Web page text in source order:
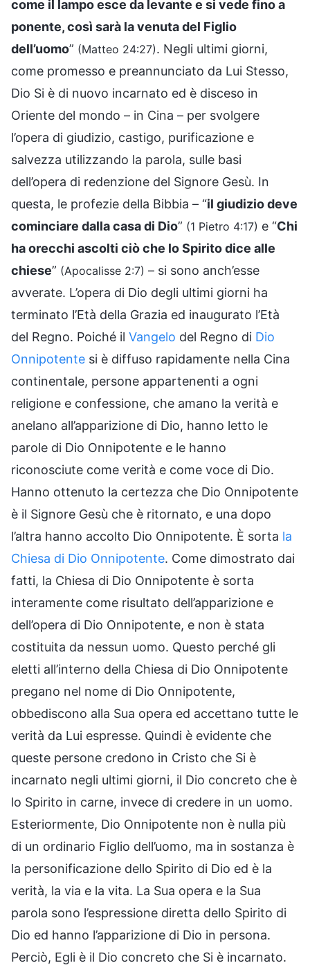
come il lampo esce da levante e si vede fino a
ponente, così sarà la venuta del Figlio
dell’uomo” (Matteo 24:27). Negli ultimi giorni,
come promesso e preannunciato da Lui Stesso,
Dio Si è di nuovo incarnato ed è disceso in
Oriente del mondo – in Cina – per svolgere
l’opera di giudizio, castigo, purificazione e
salvezza utilizzando la parola, sulle basi
dell’opera di redenzione del Signore Gesù. In
questa, le profezie della Bibbia – “il giudizio deve
cominciare dalla casa di Dio” (1 Pietro 4:17) e “Chi
ha orecchi ascolti ciò che lo Spirito dice alle
chiese” (Apocalisse 2:7) – si sono anch’esse
avverate. L’opera di Dio degli ultimi giorni ha
terminato l’Età della Grazia ed inaugurato l’Età
del Regno. Poiché il Vangelo del Regno di Dio
Onnipotente si è diffuso rapidamente nella Cina
continentale, persone appartenenti a ogni
religione e confessione, che amano la verità e
anelano all’apparizione di Dio, hanno letto le
parole di Dio Onnipotente e le hanno
riconosciute come verità e come voce di Dio.
Hanno ottenuto la certezza che Dio Onnipotente
è il Signore Gesù che è ritornato, e una dopo
l’altra hanno accolto Dio Onnipotente. È sorta la
Chiesa di Dio Onnipotente. Come dimostrato dai
fatti, la Chiesa di Dio Onnipotente è sorta
interamente come risultato dell’apparizione e
dell’opera di Dio Onnipotente, e non è stata
costituita da nessun uomo. Questo perché gli
eletti all’interno della Chiesa di Dio Onnipotente
pregano nel nome di Dio Onnipotente,
obbediscono alla Sua opera ed accettano tutte le
verità da Lui espresse. Quindi è evidente che
queste persone credono in Cristo che Si è
incarnato negli ultimi giorni, il Dio concreto che è
lo Spirito in carne, invece di credere in un uomo.
Esteriormente, Dio Onnipotente non è nulla più
di un ordinario Figlio dell’uomo, ma in sostanza è
la personificazione dello Spirito di Dio ed è la
verità, la via e la vita. La Sua opera e la Sua
parola sono l’espressione diretta dello Spirito di
Dio ed hanno l’apparizione di Dio in persona.
Perciò, Egli è il Dio concreto che Si è incarnato.